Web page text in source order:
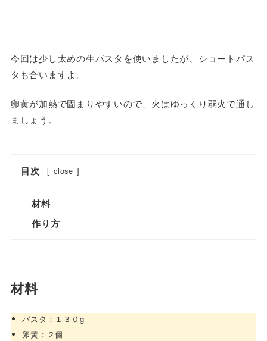
今回は少し太めの生パスタを使いましたが、ショートパス
タも合いますよ。
卵黄が加熱で固まりやすいので、火はゆっくり弱火で通し
ましょう。
目次 [ close ]
材料
作り方
材料
パスタ：１３０g
卵黄：２個